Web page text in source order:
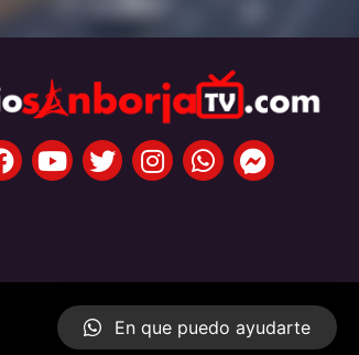
En que puedo ayudarte